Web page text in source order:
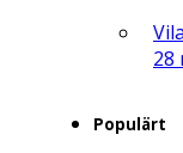
28
Populärt